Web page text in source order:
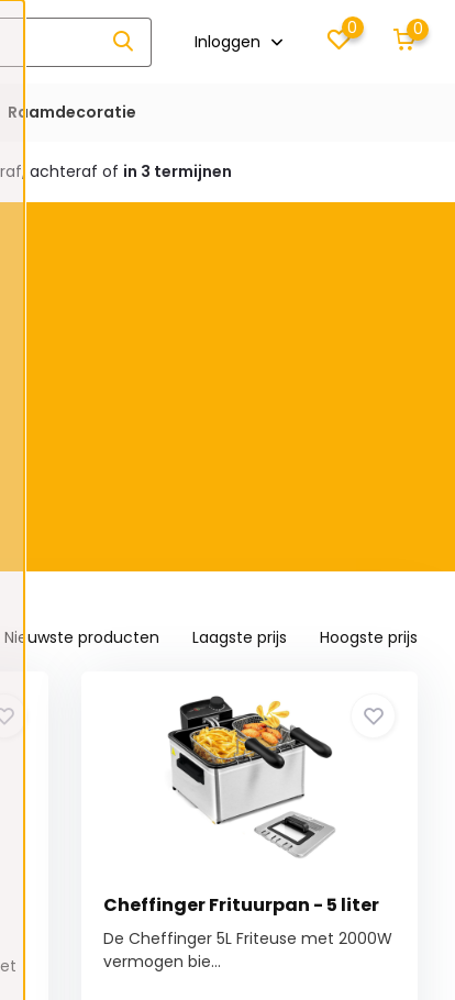
Inloggen
0 0
Raamdecoratie
achteraf of in 3 termijnen
Nieuwste producten Laagste prijs Hoogste prijs
Cheffinger Frituurpan - 5 liter
De Cheffinger 5L Friteuse met 2000W
vermogen bie...